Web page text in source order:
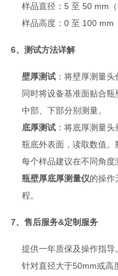
样品直径：5 至 50 mm（
样品高度：0 至 100 mm
6、测试方法详解
壁厚测试：将壁厚测量头
同时将设备基准面贴合瓶
中部、下部分别测量。
底厚测试：将底厚测量头
瓶底外表面，读取数值。
每个样品建议在不同角度
瓶壁厚底厚测量仪的操作
程。
7、售后服务&定制服务
提供一年质保及操作指导。
针对直径大于50mm或高